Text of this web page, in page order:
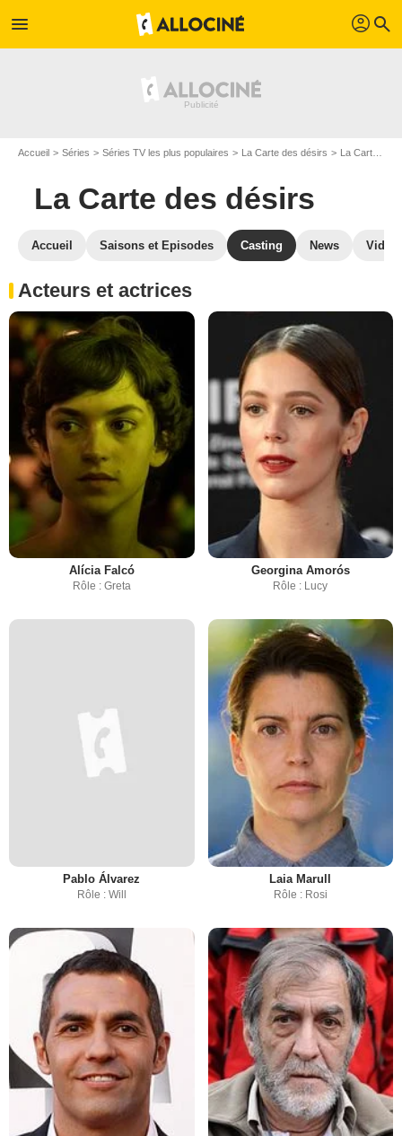
menu profil search
Accueil Séries Séries TV les plus populaires La Carte des désirs La Carte des désirs S01
La Carte des désirs
Accueil Saisons et Episodes Casting News
Acteurs et actrices
Alícia Falcó
Rôle : Greta
Georgina Amorós
Rôle : Lucy
Pablo Álvarez
Rôle : Will
Laia Marull
Rôle : Rosi